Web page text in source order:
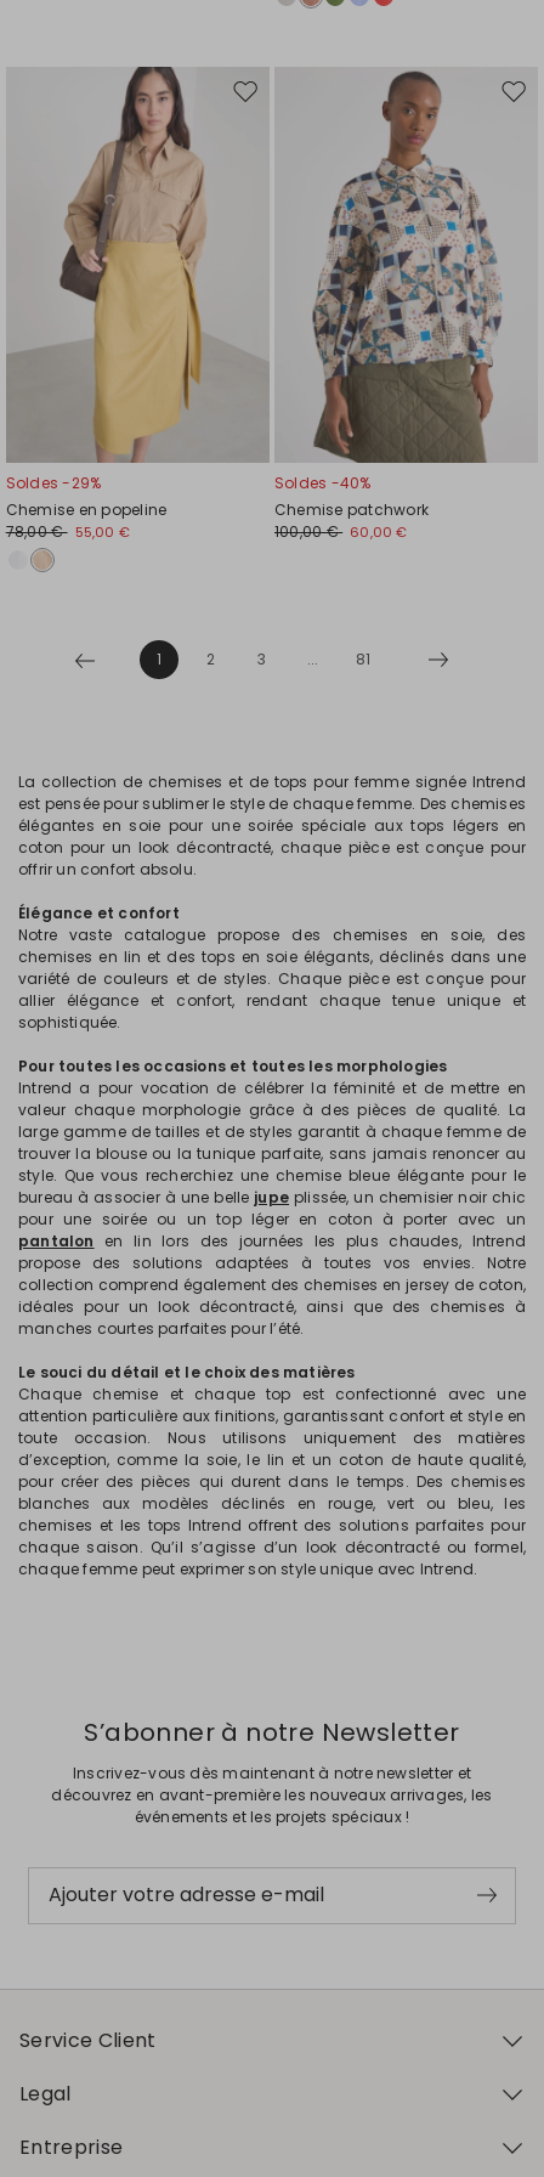
Ajouter
Soldes -29%
Chemise en popeline
78,00 € 55,00 €
Soldes -40%
Chemise patchwork
100,00 € 60,00 €
1 2 3 ... 81
La collection de chemises et de tops pour femme signée Intrend
est pensée pour sublimer le style de chaque femme. Des chemises
élégantes en soie pour une soirée spéciale aux tops légers en
coton pour un look décontracté, chaque pièce est conçue pour
offrir un confort absolu.
Élégance et confort
Notre vaste catalogue propose des chemises en soie, des
chemises en lin et des tops en soie élégants, déclinés dans une
variété de couleurs et de styles. Chaque pièce est conçue pour
allier élégance et confort, rendant chaque tenue unique et
sophistiquée.
Pour toutes les occasions et toutes les morphologies
Intrend a pour vocation de célébrer la féminité et de mettre en
valeur chaque morphologie grâce à des pièces de qualité. La
large gamme de tailles et de styles garantit à chaque femme de
trouver la blouse ou la tunique parfaite, sans jamais renoncer au
style. Que vous recherchiez une chemise bleue élégante pour le
bureau à associer à une belle jupe plissée, un chemisier noir chic
pour une soirée ou un top léger en coton à porter avec un
pantalon en lin lors des journées les plus chaudes, Intrend
propose des solutions adaptées à toutes vos envies. Notre
collection comprend également des chemises en jersey de coton,
idéales pour un look décontracté, ainsi que des chemises à
manches courtes parfaites pour l’été.
Le souci du détail et le choix des matières
Chaque chemise et chaque top est confectionné avec une
attention particulière aux finitions, garantissant confort et style en
toute occasion. Nous utilisons uniquement des matières
d’exception, comme la soie, le lin et un coton de haute qualité,
pour créer des pièces qui durent dans le temps. Des chemises
blanches aux modèles déclinés en rouge, vert ou bleu, les
chemises et les tops Intrend offrent des solutions parfaites pour
chaque saison. Qu’il s’agisse d’un look décontracté ou formel,
chaque femme peut exprimer son style unique avec Intrend.
S’abonner à notre Newsletter
Inscrivez-vous dès maintenant à notre newsletter et
découvrez en avant-première les nouveaux arrivages, les
événements et les projets spéciaux !
Ajouter votre adresse e-mail
Service Client
Legal
Entreprise